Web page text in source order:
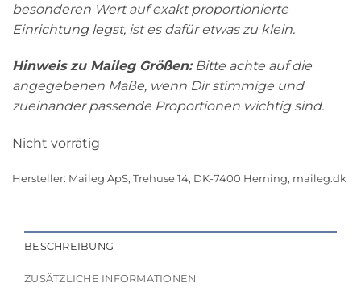
besonderen Wert auf exakt proportionierte
Einrichtung legst, ist es dafür etwas zu klein.
Hinweis zu Maileg Größen:Bitte achte auf die
angegebenen Maße, wenn Dir stimmige und
zueinander passende Proportionen wichtig sind.
Nicht vorrätig
Hersteller: Maileg ApS, Trehuse 14, DK-7400 Herning, maileg.dk
BESCHREIBUNG
ZUSÄTZLICHE INFORMATIONEN